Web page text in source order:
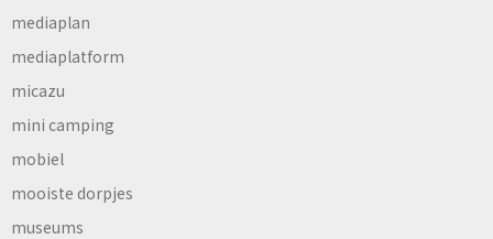
mediaplan
mediaplatform
micazu
mini camping
mobiel
mooiste dorpjes
museums